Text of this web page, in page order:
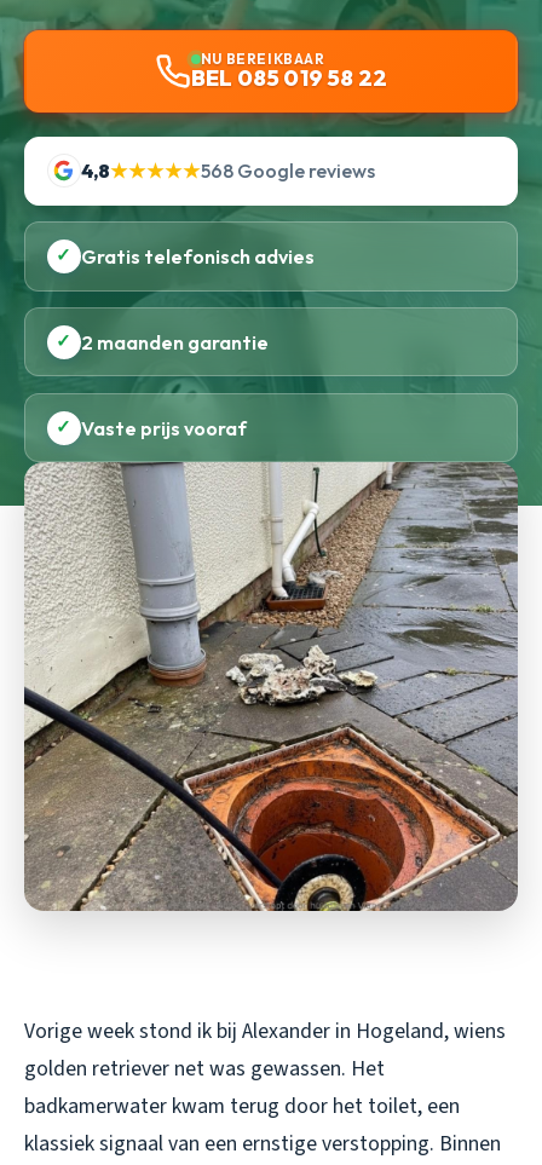
NU BEREIKBAAR
BEL 085 019 58 22
4,8★★★★★568 Google reviews
✓ Gratis telefonisch advies
✓ 2 maanden garantie
✓ Vaste prijs vooraf
Vorige week stond ik bij Alexander in Hogeland, wiens
golden retriever net was gewassen. Het
badkamerwater kwam terug door het toilet, een
klassiek signaal van een ernstige verstopping. Binnen